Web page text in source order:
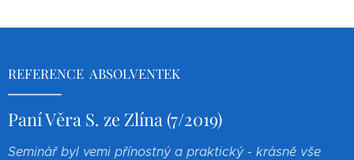
REFERENCE ABSOLVENTEK
Paní Věra S. ze Zlína (7/2019)
Seminář byl vemi přínostný a praktický - krásně vše